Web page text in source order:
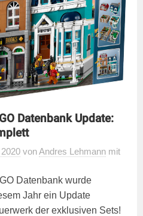
Datenbank Update:
vonAndres Lehmann mit
Datenbank wurde
Jahr ein Update
der exklusiven Sets!